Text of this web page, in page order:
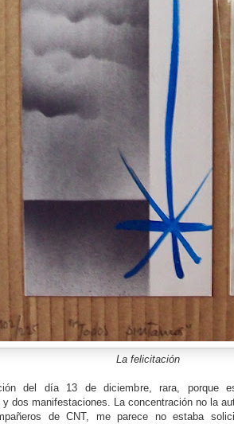
La felicitación
del día 13 de diciembre, rara, porque
dos manifestaciones. La concentración no la
de CNT, me parece no estaba